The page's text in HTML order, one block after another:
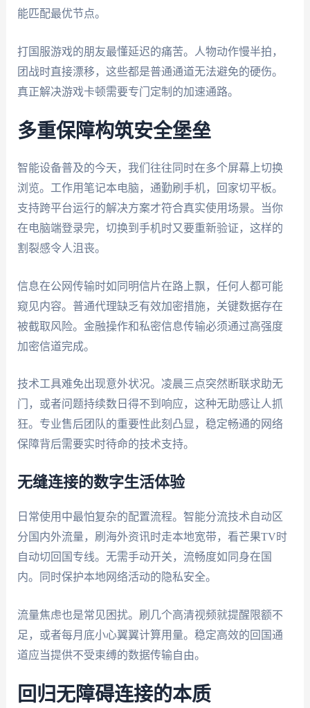
能匹配最优节点。
打国服游戏的朋友最懂延迟的痛苦。人物动作慢半拍，
团战时直接漂移，这些都是普通通道无法避免的硬伤。
真正解决游戏卡顿需要专门定制的加速通路。
多重保障构筑安全堡垒
智能设备普及的今天，我们往往同时在多个屏幕上切换
浏览。工作用笔记本电脑，通勤刷手机，回家切平板。
支持跨平台运行的解决方案才符合真实使用场景。当你
在电脑端登录完，切换到手机时又要重新验证，这样的
割裂感令人沮丧。
信息在公网传输时如同明信片在路上飘，任何人都可能
窥见内容。普通代理缺乏有效加密措施，关键数据存在
被截取风险。金融操作和私密信息传输必须通过高强度
加密信道完成。
技术工具难免出现意外状况。凌晨三点突然断联求助无
门，或者问题持续数日得不到响应，这种无助感让人抓
狂。专业售后团队的重要性此刻凸显，稳定畅通的网络
保障背后需要实时待命的技术支持。
无缝连接的数字生活体验
日常使用中最怕复杂的配置流程。智能分流技术自动区
分国内外流量，刷海外资讯时走本地宽带，看芒果TV时
自动切回国专线。无需手动开关，流畅度如同身在国
内。同时保护本地网络活动的隐私安全。
流量焦虑也是常见困扰。刷几个高清视频就提醒限额不
足，或者每月底小心翼翼计算用量。稳定高效的回国通
道应当提供不受束缚的数据传输自由。
回归无障碍连接的本质